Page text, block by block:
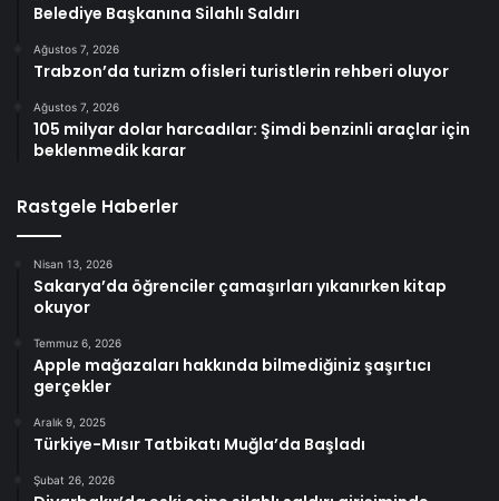
Belediye Başkanına Silahlı Saldırı
Ağustos 7, 2026
Trabzon’da turizm ofisleri turistlerin rehberi oluyor
Ağustos 7, 2026
105 milyar dolar harcadılar: Şimdi benzinli araçlar için
beklenmedik karar
Rastgele Haberler
Nisan 13, 2026
Sakarya’da öğrenciler çamaşırları yıkanırken kitap
okuyor
Temmuz 6, 2026
Apple mağazaları hakkında bilmediğiniz şaşırtıcı
gerçekler
Aralık 9, 2025
Türkiye-Mısır Tatbikatı Muğla’da Başladı
Şubat 26, 2026